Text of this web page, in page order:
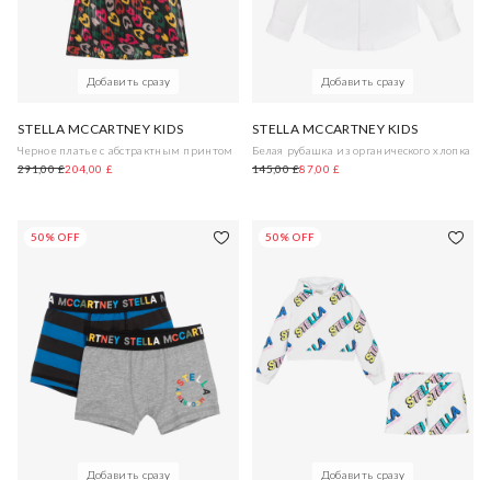
Добавить сразу
STELLA MCCARTNEY KIDS
Черное платье с абстрактным принтом
291,00 £204,00 £
Добавить сразу
STELLA MCCARTNEY KIDS
Белая рубашка из органического хлопка
145,00 £87,00 £
50% OFF
Добавить сразу
50% OFF
Добавить сразу